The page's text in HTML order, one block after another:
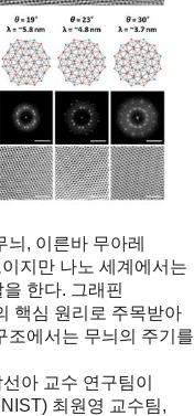
늬, 이른바 무아레
지만 나노 세계에서는
한다. 그래핀
핵심 원리로 주목받아
조에서는 무늬의 주기를
선아 교수 연구팀이
최원영 교수팀,